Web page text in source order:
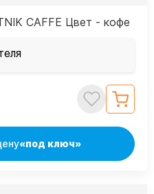
CAFFE Цвет - кофе
«под ключ»